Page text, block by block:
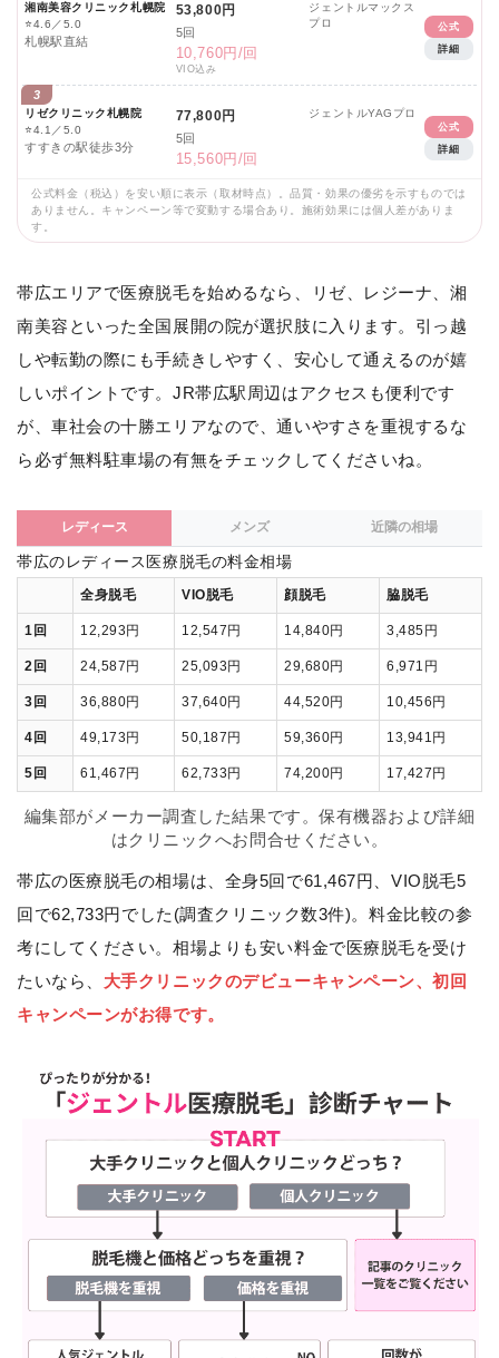
湘南美容クリニック札幌院
⭐4.6／5.0
札幌駅直結
53,800円
5回
10,760円/回
VIO込み
ジェントルマックス
プロ
公式
詳細
3
リゼクリニック札幌院
⭐4.1／5.0
すすきの駅徒歩3分
77,800円
5回
15,560円/回
ジェントルYAGプロ
公式
詳細
公式料金（税込）を安い順に表示（取材時点）。品質・効果の優劣を示すものでは
ありません。キャンペーン等で変動する場合あり。施術効果には個人差がありま
す。
帯広エリアで医療脱毛を始めるなら、リゼ、レジーナ、湘
南美容といった全国展開の院が選択肢に入ります。引っ越
しや転勤の際にも手続きしやすく、安心して通えるのが嬉
しいポイントです。JR帯広駅周辺はアクセスも便利です
が、車社会の十勝エリアなので、通いやすさを重視するな
ら必ず無料駐車場の有無をチェックしてくださいね。
レディース メンズ 近隣の相場
帯広のレディース医療脱毛の料金相場
全身脱毛 VIO脱毛 顔脱毛 脇脱毛
1回 12,293円 12,547円 14,840円 3,485円
2回 24,587円 25,093円 29,680円 6,971円
3回 36,880円 37,640円 44,520円 10,456円
4回 49,173円 50,187円 59,360円 13,941円
5回 61,467円 62,733円 74,200円 17,427円
編集部がメーカー調査した結果です。保有機器および詳細
はクリニックへお問合せください。
帯広の医療脱毛の相場は、全身5回で61,467円、VIO脱毛5
回で62,733円でした(調査クリニック数3件)。料金比較の参
考にしてください。相場よりも安い料金で医療脱毛を受け
たいなら、 大手クリニックのデビューキャンペーン、初回
キャンペーンがお得です。